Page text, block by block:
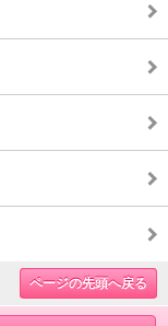
ページの先頭へ戻る